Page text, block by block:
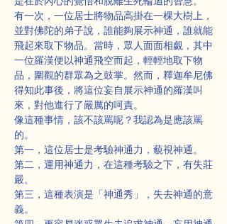
有一次，一位居士將物品高掛在一棵大樹上，
並對佛陀的弟子說，誰能夠展示神通，誰就能
飛起來取下物品。當時，眾人面面相覷，其中
一位羅漢便以神通飛空而起，輕輕地取下物
品，圍觀的群眾為之鼓掌。然而，釋迦牟尼佛
得知此事後，將這位妄自展示神通的羅漢叫
來，對他進行了嚴厲的呵責。
像這種事情，該不該罵呢？我認為是應該罵
的。
第一，這位居士是考驗神通力，藐視神通。
第二，運用神通力，在這種考驗之下，有失莊
嚴。
第三，這種表演是「神通秀」，失去神通的意
義。